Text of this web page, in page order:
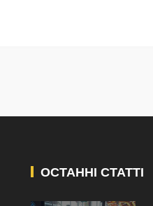
ОСТАННІ СТАТТІ